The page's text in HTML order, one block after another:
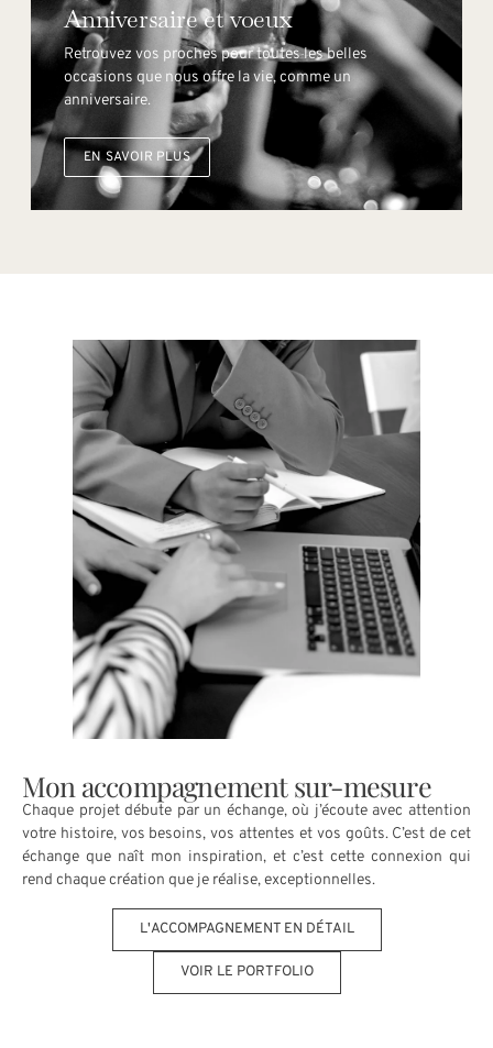
Anniversaire et voeux
Retrouvez vos proches pour toutes les belles
occasions que nous offre la vie, comme un
anniversaire.
EN SAVOIR PLUS
Mon accompagnement sur-mesure
Chaque projet débute par un échange, où j’écoute avec attention
votre histoire, vos besoins, vos attentes et vos goûts. C’est de cet
échange que naît mon inspiration, et c’est cette connexion qui
rend chaque création que je réalise, exceptionnelles.
L'ACCOMPAGNEMENT EN DÉTAIL
VOIR LE PORTFOLIO